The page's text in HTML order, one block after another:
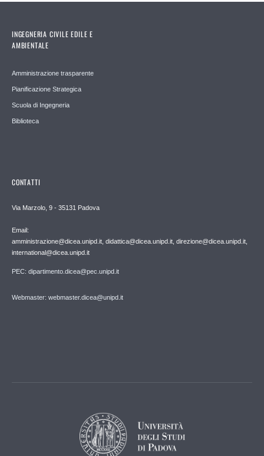
INGEGNERIA CIVILE EDILE E
AMBIENTALE
Amministrazione trasparente
Pianificazione Strategica
Scuola di Ingegneria
Biblioteca
CONTATTI
Via Marzolo, 9 - 35131 Padova
Email:
amministrazione@dicea.unipd.it, didattica@dicea.unipd.it, direzione@dicea.unipd.it,
international@dicea.unipd.it
PEC: dipartimento.dicea@pec.unipd.it
Webmaster: webmaster.dicea@unipd.it